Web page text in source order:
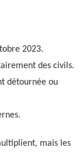
2023.
des civils.
détournée ou
mais les